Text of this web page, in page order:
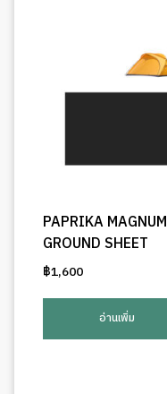
PAPRIKA MAGNUM
GROUND SHEET
฿1,600
อ่านเพิ่ม